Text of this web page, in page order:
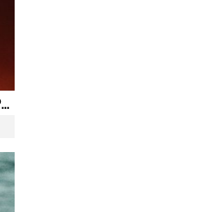
Михаела Маринова и Pavell